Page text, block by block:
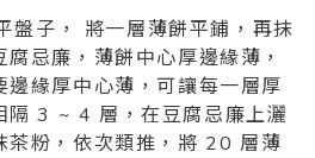
盤子， 將一層薄餅平鋪，再抹
忌廉，薄餅中心厚邊緣薄，
邊緣厚中心薄，可讓每一層厚
隔 3 ~ 4 層，在豆腐忌廉上灑
茶粉，依次類推，將 20 層薄